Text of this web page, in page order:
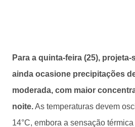
Para a quinta-feira (25),
ainda ocasione precipitações
moderada, com maior
noite.As temperaturas devem
14°C, embora a sensação